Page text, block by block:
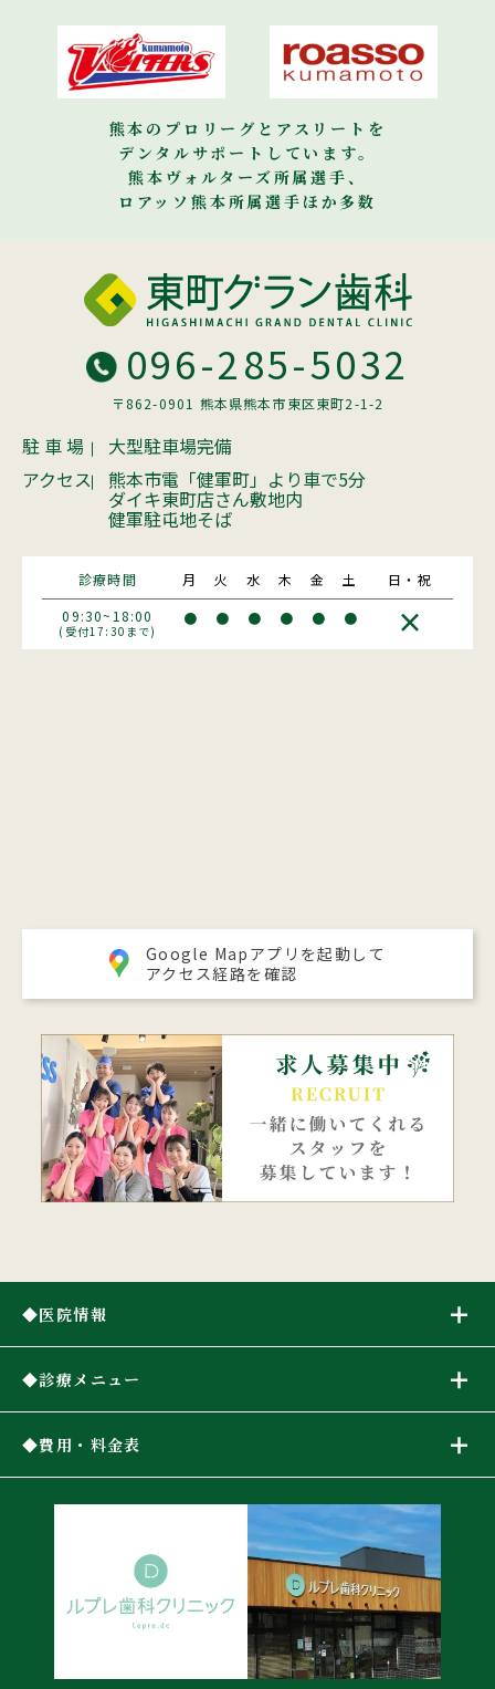
熊本のプロリーグとアスリートを
デンタルサポートしています。
熊本ヴォルターズ所属選手、
ロアッソ熊本所属選手ほか多数
096-285-5032
〒862-0901 熊本県熊本市東区東町2-1-2
駐 車 場
大型駐車場完備
アクセス
熊本市電「健軍町」より車で5分
ダイキ東町店さん敷地内
健軍駐屯地そば
診療時間 月 火 水 木 金 土
日・祝
09:30~18:00
(受付17:30まで)
● ● ● ● ● ● ×
Google Mapアプリを起動して
アクセス経路を確認
医院情報
診療メニュー
費用・料金表